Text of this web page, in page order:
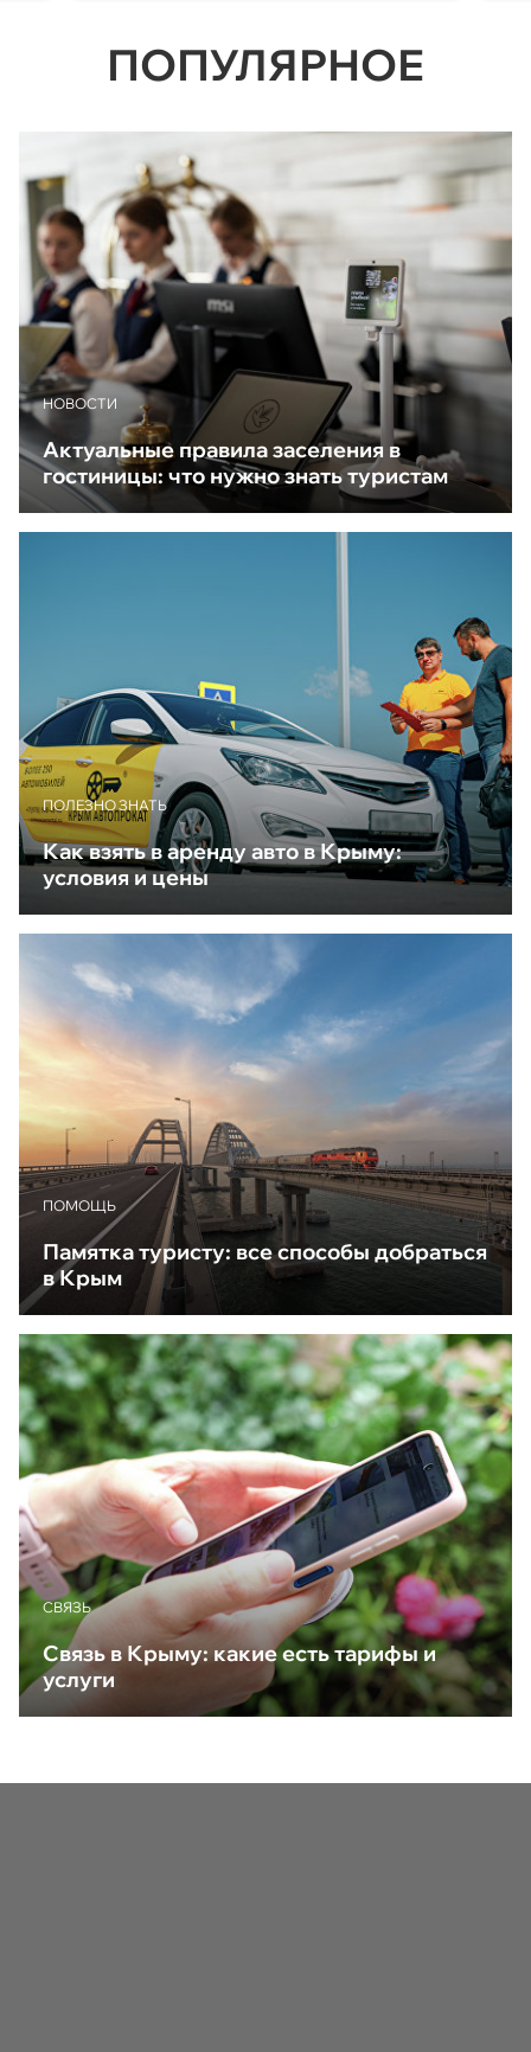
ПОПУЛЯРНОЕ
НОВОСТИ
Актуальные правила заселения в
гостиницы: что нужно знать туристам
ПОЛЕЗНО ЗНАТЬ
Как взять в аренду авто в Крыму:
условия и цены
ПОМОЩЬ
Памятка туристу: все способы добраться
в Крым
CВЯЗЬ
Связь в Крыму: какие есть тарифы и
услуги